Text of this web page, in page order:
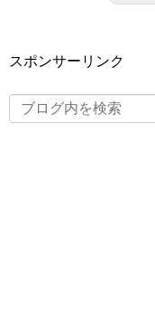
スポンサーリンク